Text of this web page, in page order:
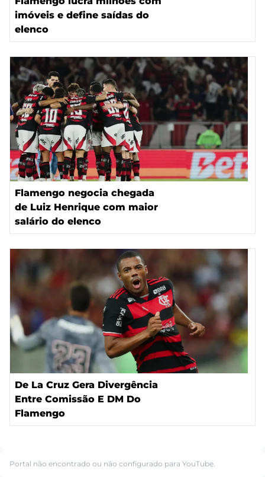
imóveis e define saídas do
elenco
Flamengo negocia chegada
de Luiz Henrique com maior
salário do elenco
De La Cruz Gera Divergência
Entre Comissão E DM Do
Flamengo
Portal não encontrado ou não configurado para YouTube.